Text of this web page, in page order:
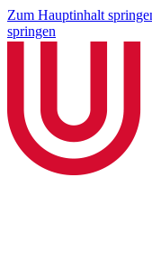
Zum Hauptinhalt
springen